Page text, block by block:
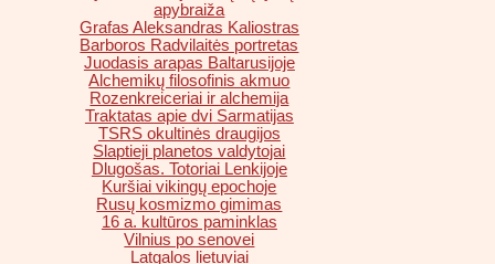
apybraiža
Grafas Aleksandras Kaliostras
Barboros Radvilaitės portretas
Juodasis arapas Baltarusijoje
Alchemikų filosofinis akmuo
Rozenkreiceriai ir alchemija
Traktatas apie dvi Sarmatijas
TSRS okultinės draugijos
Slaptieji planetos valdytojai
Dlugošas. Totoriai Lenkijoje
Kuršiai vikingų epochoje
Rusų kosmizmo gimimas
16 a. kultūros paminklas
Vilnius po senovei
Latgalos lietuviai